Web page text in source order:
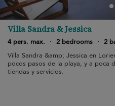
Villa Sandra & Jessica
4 pers. max. · 2 bedrooms · 2
Villa Sandra &amp; Jessica en
pocos pasos de la playa, y a poca
tiendas y servicios.